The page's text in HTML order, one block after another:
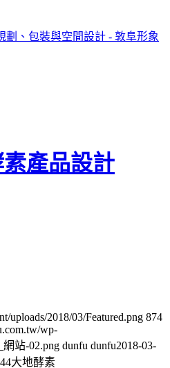
產品設計
uploads/2018/03/Featured.png 874
wp-
網站-02.png dunfu dunfu2018-03-
大地酵素